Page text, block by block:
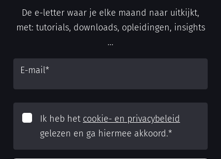
De e-letter waar je elke maand naar uitkijkt,
met: tutorials, downloads, opleidingen, insights
...
E-mail*
Ik heb het cookie- en privacybeleid
gelezen en ga hiermee akkoord.*